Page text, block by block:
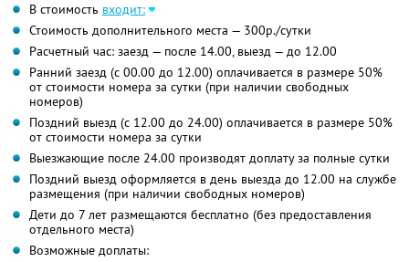
В стоимость входит:
Стоимость дополнительного места — 300р./сутки
Расчетный час: заезд — после 14.00, выезд — до 12.00
Ранний заезд (с 00.00 до 12.00) оплачивается в размере 50%
от стоимости номера за сутки (при наличии свободных
номеров)
Поздний выезд (с 12.00 до 24.00) оплачивается в размере 50%
от стоимости номера за сутки
Выезжающие после 24.00 производят доплату за полные сутки
Поздний выезд оформляется в день выезда до 12.00 на службе
размещения (при наличии свободных номеров)
Дети до 7 лет размещаются бесплатно (без предоставления
отдельного места)
Возможные доплаты: